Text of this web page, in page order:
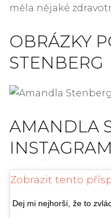
měla nějaké
OBRÁZKY
STENBERG
AMANDLA
INSTAGRAM
Zobrazit tento
Dej mi nejhorší, že to